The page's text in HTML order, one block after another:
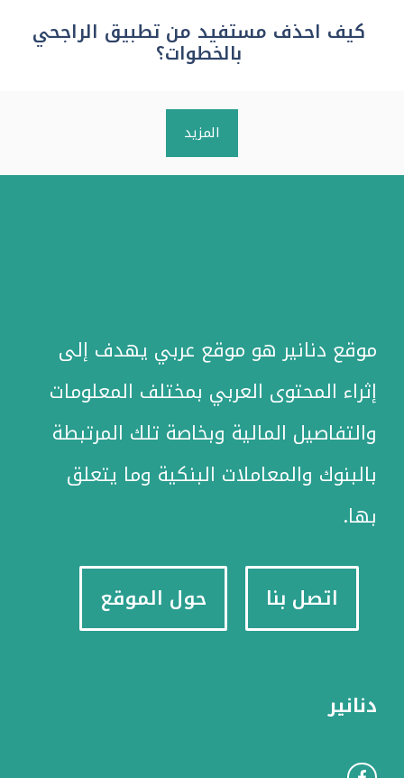
كيف احذف مستفيد من تطبيق الراجحي
بالخطوات؟
المزيد
موقع دنانير هو موقع عربي يهدف إلى
إثراء المحتوى العربي بمختلف المعلومات
والتفاصيل المالية وبخاصة تلك المرتبطة
بالبنوك والمعاملات البنكية وما يتعلق
بها.
اتصل بنا حول الموقع
دنانير